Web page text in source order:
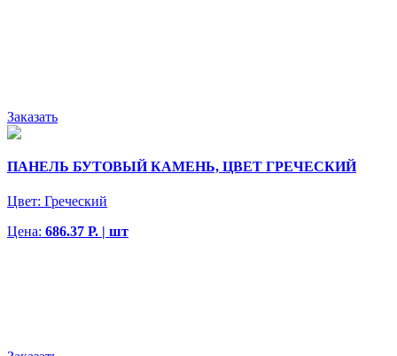
Заказать
ПАНЕЛЬ БУТОВЫЙ КАМЕНЬ, ЦВЕТ ГРЕЧЕСКИЙ
Цвет: Греческий
Цена: 686.37 Р. | шт